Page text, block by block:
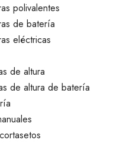
polivalentes
de batería
eléctricas
de altura
de altura de batería